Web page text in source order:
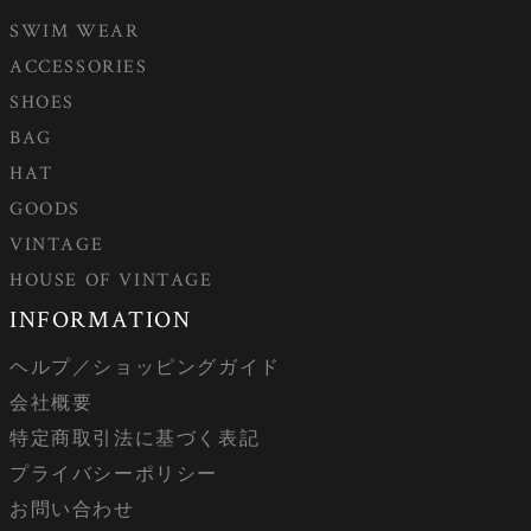
SWIM WEAR
ACCESSORIES
SHOES
BAG
HAT
GOODS
VINTAGE
HOUSE OF VINTAGE
INFORMATION
ヘルプ／ショッピングガイド
会社概要
特定商取引法に基づく表記
プライバシーポリシー
お問い合わせ